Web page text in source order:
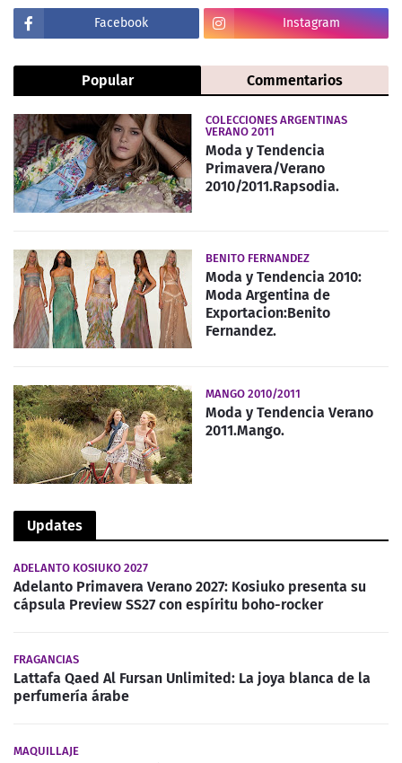
Facebook Instagram
Popular Commentarios
COLECCIONES ARGENTINAS
VERANO 2011
Moda y Tendencia
Primavera/Verano
2010/2011.Rapsodia.
BENITO FERNANDEZ
Moda y Tendencia 2010:
Moda Argentina de
Exportacion:Benito
Fernandez.
MANGO 2010/2011
Moda y Tendencia Verano
2011.Mango.
Updates
ADELANTO KOSIUKO 2027
Adelanto Primavera Verano 2027: Kosiuko presenta su
cápsula Preview SS27 con espíritu boho-rocker
FRAGANCIAS
Lattafa Qaed Al Fursan Unlimited: La joya blanca de la
perfumería árabe
MAQUILLAJE